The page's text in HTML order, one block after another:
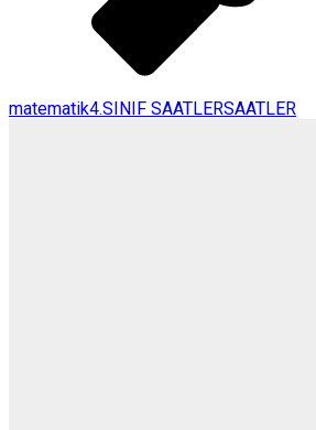
matematik4.SINIF SAATLERSAATLER